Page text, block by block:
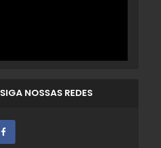
SIGA NOSSAS REDES